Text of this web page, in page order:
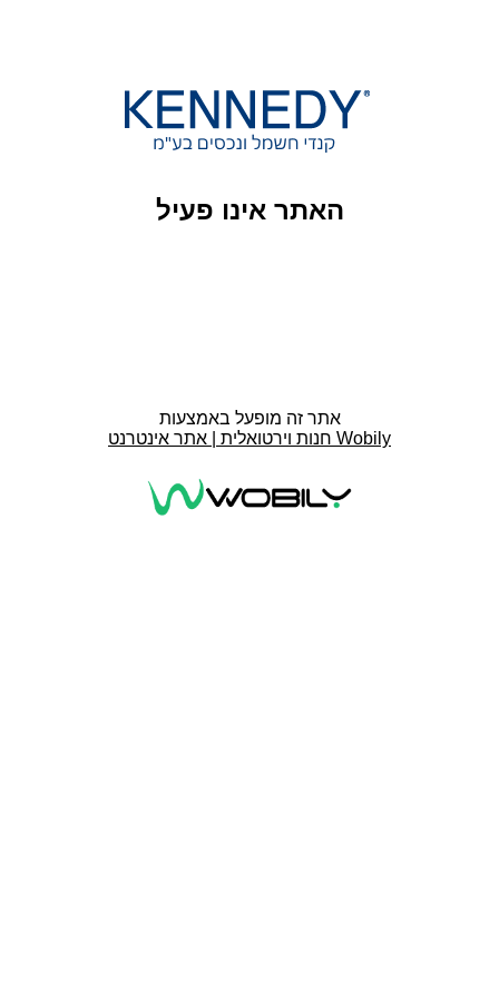
האתר אינו פעיל
אתר זה מופעל באמצעות
חנות וירטואלית | אתר אינטרנט Wobily